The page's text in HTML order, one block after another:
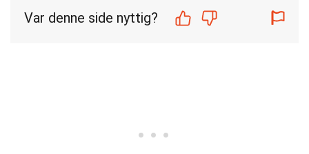
Var denne side nyttig?